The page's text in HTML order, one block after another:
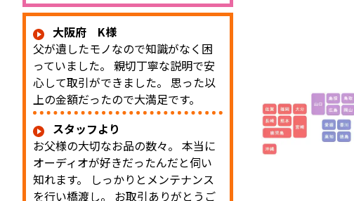
大阪府 K様
父が遺したモノなので知識がなく困
っていました。 親切丁寧な説明で安
心して取引ができました。 思った以
上の金額だったので大満足です。
スタッフより
お父様の大切なお品の数々。 本当に
オーディオが好きだったんだと伺い
知れます。 しっかりとメンテナンス
を行い橋渡し。 お取引ありがとうご